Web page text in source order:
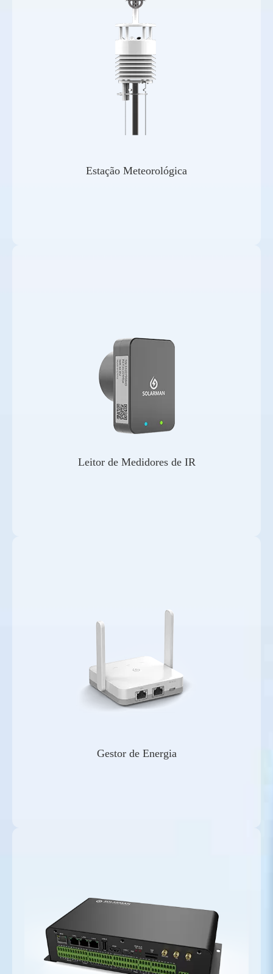
Estação Meteorológica
Leitor de Medidores de IR
Gestor de Energia